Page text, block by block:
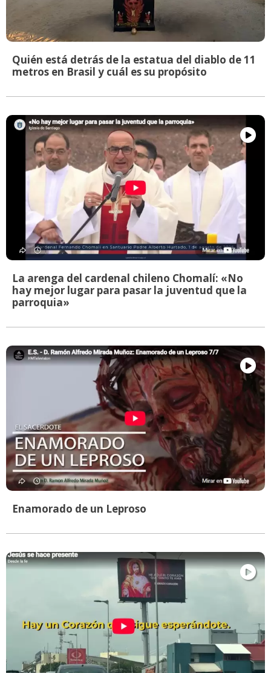
Quién está detrás de la estatua del diablo de 11
metros en Brasil y cuál es su propósito
La arenga del cardenal chileno Chomalí: «No
hay mejor lugar para pasar la juventud que la
parroquia»
Enamorado de un Leproso